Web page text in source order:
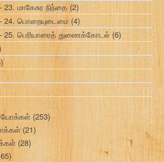
மாகேசுர நிந்தை (2)
24. பொறையுடைமை (4)
25. பெரியாரைத் துணைக்கோடல் (6)
(253)
(21)
(28)